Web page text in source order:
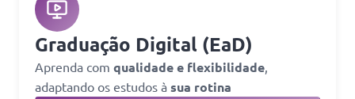
Graduação Digital (EaD)
Aprenda com qualidade e flexibilidade
adaptando os estudos à sua rotina